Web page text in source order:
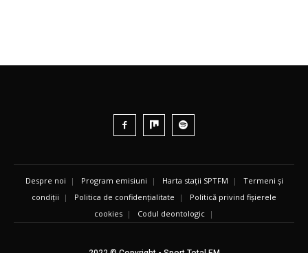
Despre noi | Program emisiuni | Harta stații SPTFM | Termeni și
condiții | Politica de confidențialitate | Politică privind fișierele
cookies | Codul deontologic |